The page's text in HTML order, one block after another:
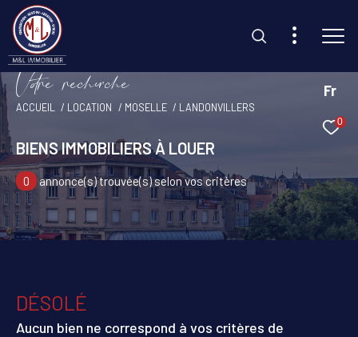
Fr
0
Vore recece
ACCUEIL LOCATION MOSELLE LANDONVILLERS
BIENS IMMOBILIERS À LOUER
0 annonce(s) trouvée(s) selon vos critères
DÉSOLÉ
Aucun bien ne correspond à vos critères de
Effectuer une recherche
et trouvez le bien qui correspond à vos critères
Type d'offre
Location